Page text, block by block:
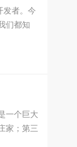
者。今
们都知
一个巨大
家；第三